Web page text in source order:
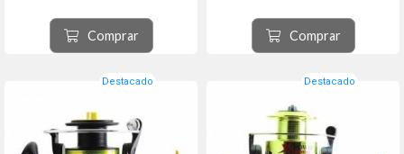
inoxidable.
Comprar
Eje central y tornilleria de acero
inoxidable.
Comprar
Destacado Destacado